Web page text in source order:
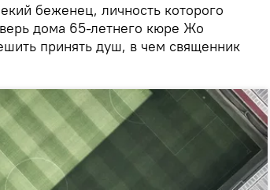
беженец, личность которого
дома 65-летнего кюре Жо
принять душ, в чем священник